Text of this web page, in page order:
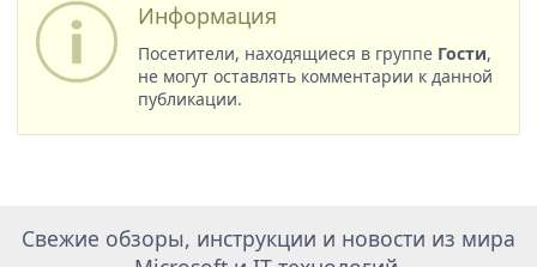
Информация
Посетители, находящиеся в группе Гости,
не могут оставлять комментарии к данной
публикации.
Свежие обзоры, инструкции и новости из мира